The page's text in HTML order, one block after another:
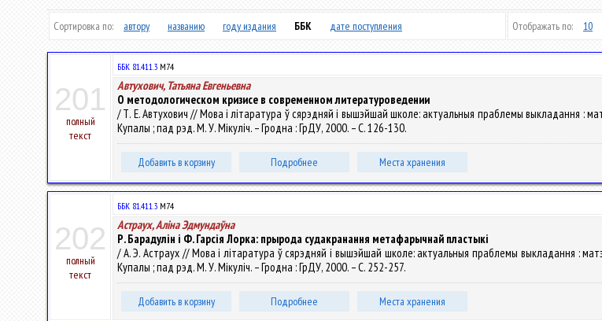
Сортировка по: автору названию году издания ББК дате поступления Отображать по: 10
201
полный
текст
ББК 81.411.3 М74
Автухович, Татьяна Евгеньевна
О методологическом кризисе в современном литературоведении
/ Т. Е. Автухович // Мова і літаратура ў сярэдняй і вышэйшай школе: актуальныя праблемы выкладання :
Купалы ; пад рэд. М. У. Мікуліч. – Гродна : ГрДУ, 2000. – С. 126-130.
Добавить в корзину Подробнее Места хранения
202
полный
текст
ББК 81.411.3 М74
Астраух, Алiна Эдмундаўна
Р. Барадулін і Ф. Гарсія Лорка: прырода судакранання метафарычнай пластыкі
/ А. Э. Астраух // Мова і літаратура ў сярэдняй і вышэйшай школе: актуальныя праблемы выкладання :
Купалы ; пад рэд. М. У. Мікуліч. – Гродна : ГрДУ, 2000. – С. 252-257.
Добавить в корзину Подробнее Места хранения